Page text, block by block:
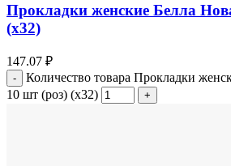
Прокладки женские Белла
(х32)
147.07 ₽
Количество товара Прокладки
10 шт (роз) (х32)